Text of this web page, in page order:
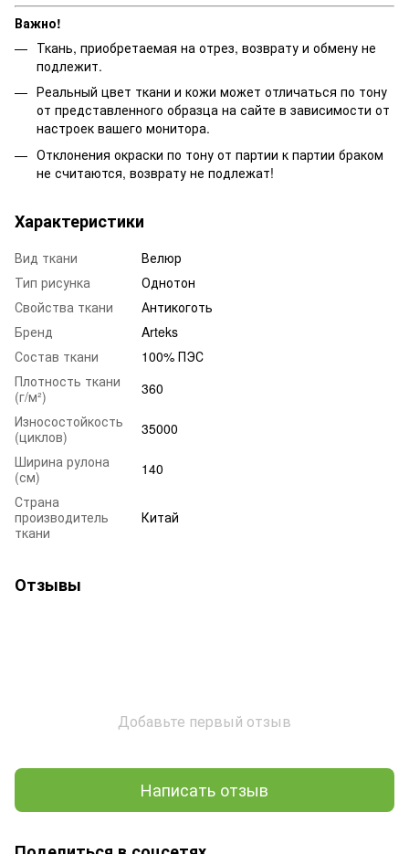
Важно!
Ткань, приобретаемая на отрез, возврату и обмену не
подлежит.
Реальный цвет ткани и кожи может отличаться по тону
от представленного образца на сайте в зависимости от
настроек вашего монитора.
Отклонения окраски по тону от партии к партии браком
не считаются, возврату не подлежат!
Характеристики
Вид ткани
Велюр
Тип рисунка
Однотон
Свойства ткани
Антикоготь
Бренд
Arteks
Состав ткани
100% ПЭС
Плотность ткани
(г/м²)
360
Износостойкость
(циклов)
35000
Ширина рулона
(см)
140
Страна
производитель
ткани
Китай
Отзывы
Добавьте первый отзыв
Написать отзыв